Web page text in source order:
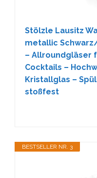
Stölzle Lausitz
metallic
– Allroundgläser
Cocktails –
Kristallglas –
stoßfest
BESTSELLER NR. 3